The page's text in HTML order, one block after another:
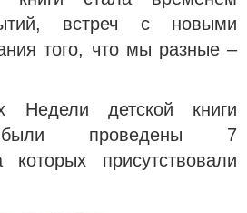
встреч с новыми
того, что мы разные –
Недели детской книги
были проведены 7
присутствовали